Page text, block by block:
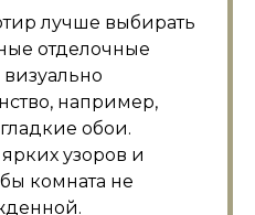
лучше выбирать
отделочные
например,
обои.
узоров и
комната не